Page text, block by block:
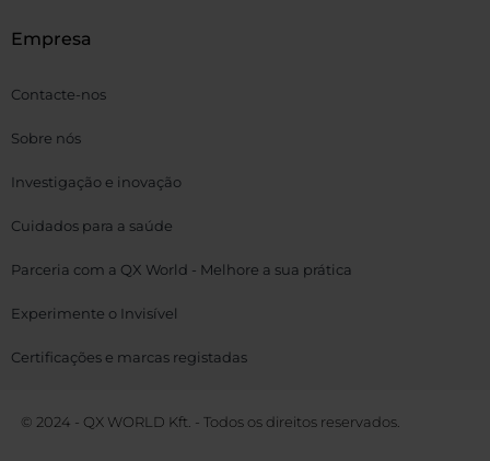
Empresa
Contacte-nos
Sobre nós
Investigação e inovação
Cuidados para a saúde
Parceria com a QX World - Melhore a sua prática
Experimente o Invisível
Certificações e marcas registadas
© 2024 - QX WORLD Kft. - Todos os direitos reservados.